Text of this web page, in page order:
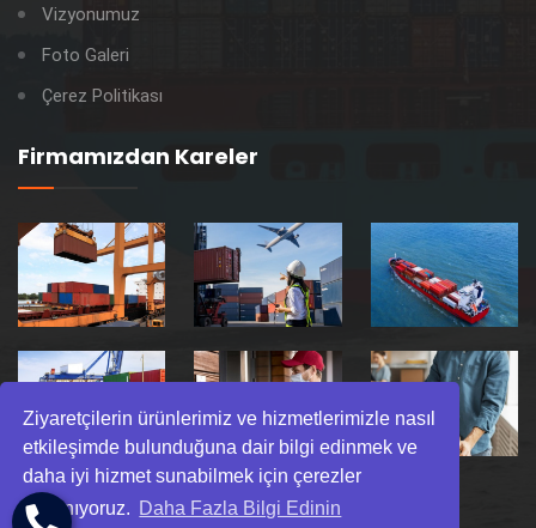
Ziyaretçilerin ürünlerimiz ve hizmetlerimizle nasıl
etkileşimde bulunduğuna dair bilgi edinmek ve
daha iyi hizmet sunabilmek için çerezler
kullanıyoruz. Daha Fazla Bilgi Edinin
Vizyonumuz
Foto Galeri
Çerez Politikası
Firmamızdan Kareler